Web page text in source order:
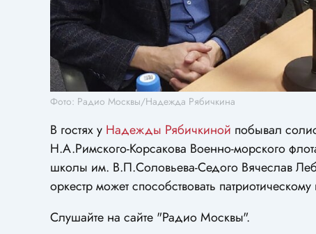
Фото: Радио Москвы/Надежда Рябичкина
В гостях у Надежды Рябичкиной побывал
Н.А.Римского-Корсакова Военно-морского
школы им. В.П.Соловьева-Седого Вячеслав
оркестр может способствовать
Слушайте на сайте "Радио Москвы".